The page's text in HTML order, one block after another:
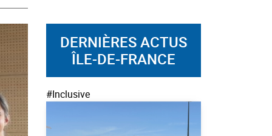
DERNIÈRES ACTUS
ÎLE-DE-FRANCE
#Inclusive